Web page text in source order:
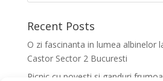
Recent Posts
O zi fascinanta in lumea albinelor
Castor Sector 2 Bucuresti
Picnic cu povesti si ganduri